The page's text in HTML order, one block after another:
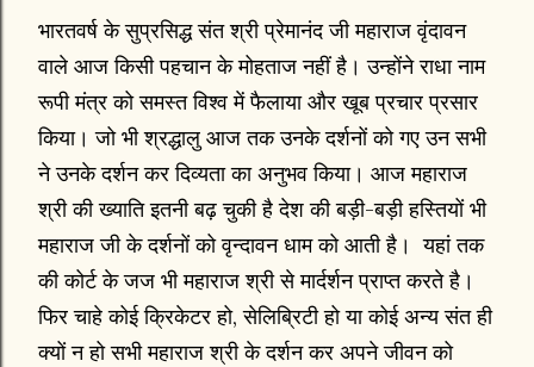
भारतवर्ष के सुप्रसिद्ध संत श्री प्रेमानंद जी महाराज वृंदावन
वाले आज किसी पहचान के मोहताज नहीं है। उन्होंने राधा नाम
रूपी मंत्र को समस्त विश्व में फैलाया और खूब प्रचार प्रसार
किया। जो भी श्रद्धालु आज तक उनके दर्शनों को गए उन सभी
ने उनके दर्शन कर दिव्यता का अनुभव किया। आज महाराज
श्री की ख्याति इतनी बढ़ चुकी है देश की बड़ी-बड़ी हस्तियों भी
महाराज जी के दर्शनों को वृन्दावन धाम को आती है। यहां तक
की कोर्ट के जज भी महाराज श्री से मार्दर्शन प्राप्त करते है।
फिर चाहे कोई क्रिकेटर हो, सेलिब्रिटी हो या कोई अन्य संत ही
क्यों न हो सभी महाराज श्री के दर्शन कर अपने जीवन को